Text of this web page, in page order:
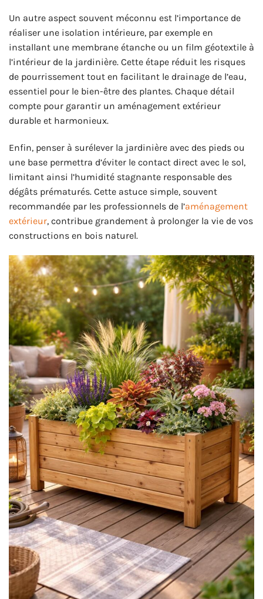
Un autre aspect souvent méconnu est l’importance de
réaliser une isolation intérieure, par exemple en
installant une membrane étanche ou un film géotextile à
l’intérieur de la jardinière. Cette étape réduit les risques
de pourrissement tout en facilitant le drainage de l’eau,
essentiel pour le bien-être des plantes. Chaque détail
compte pour garantir un aménagement extérieur
durable et harmonieux.
Enfin, penser à surélever la jardinière avec des pieds ou
une base permettra d’éviter le contact direct avec le sol,
limitant ainsi l’humidité stagnante responsable des
dégâts prématurés. Cette astuce simple, souvent
recommandée par les professionnels de l’aménagement
extérieur, contribue grandement à prolonger la vie de vos
constructions en bois naturel.